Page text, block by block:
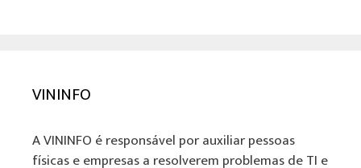
VININFO
A VININFO é responsável por auxiliar pessoas
físicas e empresas a resolverem problemas de TI e